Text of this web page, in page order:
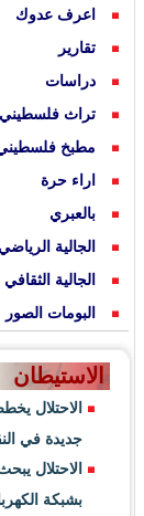
اعرف عدوك
تقارير
دراسات
تراث فلسطيني
مطبخ
اراء حرة
بالعبري
الجالية الرياضي
الجالية الثقافي
البومات الصور
الاستيطان
الاحتلال
جديدة في
الاحتلال
بشبكة